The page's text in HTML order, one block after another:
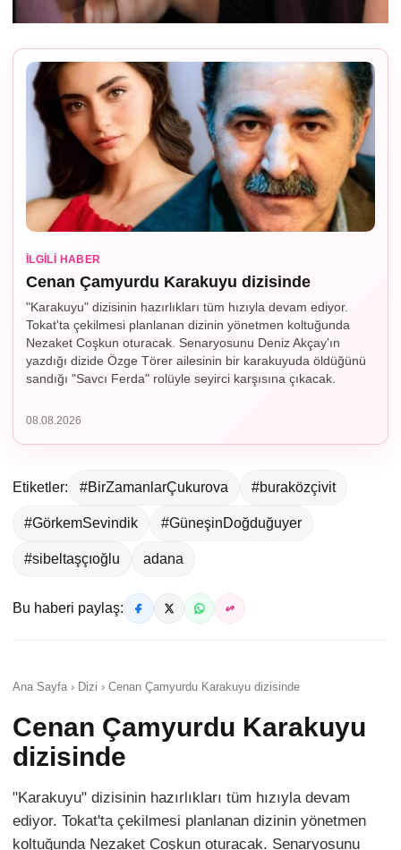
İLGILI HABER
Cenan Çamyurdu Karakuyu dizisinde
"Karakuyu" dizisinin hazırlıkları tüm hızıyla devam ediyor.
Tokat'ta çekilmesi planlanan dizinin yönetmen koltuğunda
Nezaket Coşkun oturacak. Senaryosunu Deniz Akçay'ın
yazdığı dizide Özge Törer ailesinin bir karakuyuda öldüğünü
sandığı "Savcı Ferda" rolüyle seyirci karşısına çıkacak.
08.08.2026
Etiketler: #BirZamanlarÇukurova #buraközçivit
#GörkemSevindik #GüneşinDoğduğuyer
#sibeltaşçıoğlu adana
Bu haberi paylaş:
Ana Sayfa › Dizi › Cenan Çamyurdu Karakuyu dizisinde
Cenan Çamyurdu Karakuyu
dizisinde
"Karakuyu" dizisinin hazırlıkları tüm hızıyla devam
ediyor. Tokat'ta çekilmesi planlanan dizinin yönetmen
koltuğunda Nezaket Coşkun oturacak. Senaryosunu